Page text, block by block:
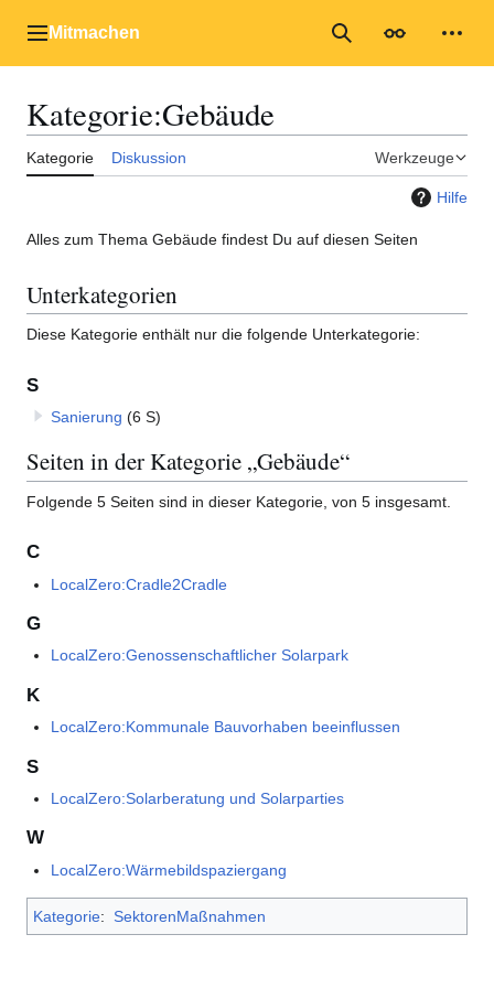
Inhalt
Hauptmenü
Mitmachen Suche
Kategorie:Gebäude
Kategorie Diskussion Werkzeuge
Hilfe
Alles zum Thema Gebäude findest Du auf diesen Seiten
Unterkategorien
Diese Kategorie enthält nur die folgende Unterkategorie:
S
Sanierung (6 S)
Seiten in der Kategorie „Gebäude“
Folgende 5 Seiten sind in dieser Kategorie, von 5 insgesamt.
C
LocalZero:Cradle2Cradle
G
LocalZero:Genossenschaftlicher Solarpark
K
LocalZero:Kommunale Bauvorhaben beeinflussen
S
LocalZero:Solarberatung und Solarparties
W
LocalZero:Wärmebildspaziergang
Kategorie: SektorenMaßnahmen